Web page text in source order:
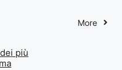
More
più